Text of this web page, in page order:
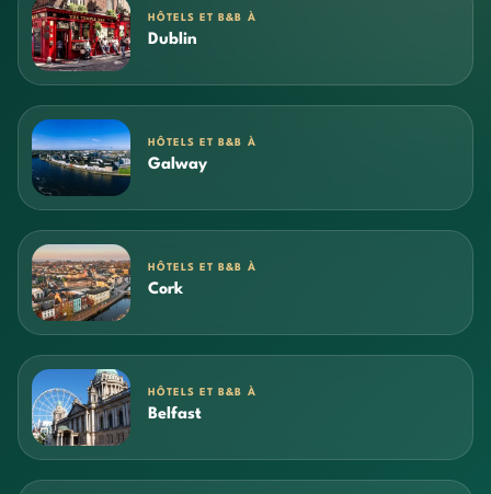
HÔTELS ET B&B À
Dublin
HÔTELS ET B&B À
Galway
HÔTELS ET B&B À
Cork
HÔTELS ET B&B À
Belfast